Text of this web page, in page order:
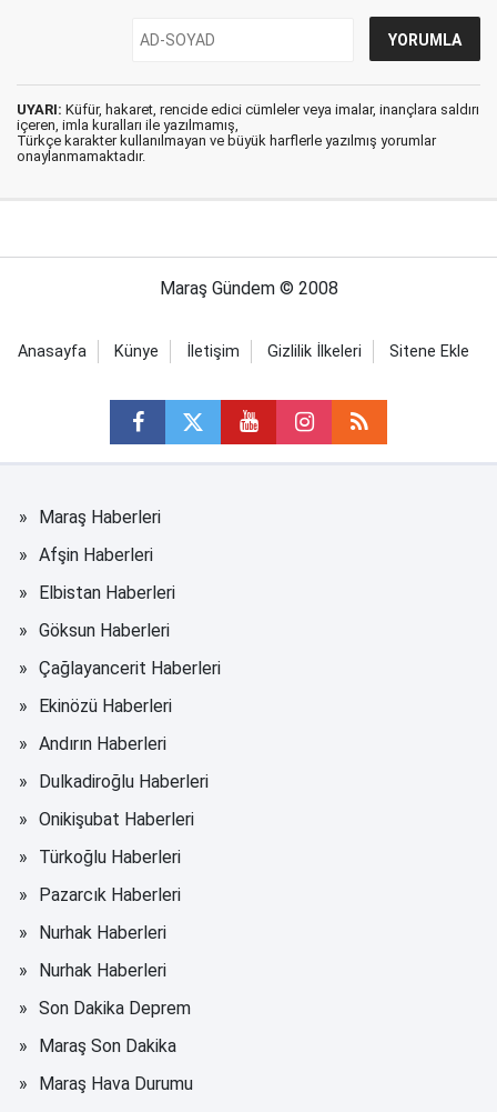
UYARI: Küfür, hakaret, rencide edici cümleler veya imalar, inançlara saldırı
içeren, imla kuralları ile yazılmamış,
Türkçe karakter kullanılmayan ve büyük harflerle yazılmış yorumlar
onaylanmamaktadır.
Maraş Gündem © 2008
Anasayfa Künye İletişim Gizlilik İlkeleri Sitene Ekle
Maraş Haberleri
Afşin Haberleri
Elbistan Haberleri
Göksun Haberleri
Çağlayancerit Haberleri
Ekinözü Haberleri
Andırın Haberleri
Dulkadiroğlu Haberleri
Onikişubat Haberleri
Türkoğlu Haberleri
Pazarcık Haberleri
Nurhak Haberleri
Nurhak Haberleri
Son Dakika Deprem
Maraş Son Dakika
Maraş Hava Durumu